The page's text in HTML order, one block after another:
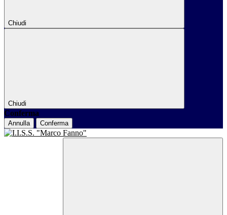
Chiudi
Chiudi
Conferma
Annulla Conferma